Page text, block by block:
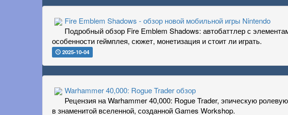
Fire Emblem Shadows - обзор новой мобильной игры Nintendo
Подробный обзор Fire Emblem Shadows: автобаттлер с
особенности геймплея, сюжет, монетизация и стоит ли играть.
2025-10-04
Warhammer 40,000: Rogue Trader обзор
Рецензия на Warhammer 40,000: Rogue Trader, эпическую
в знаменитой вселенной, созданной Games Workshop.